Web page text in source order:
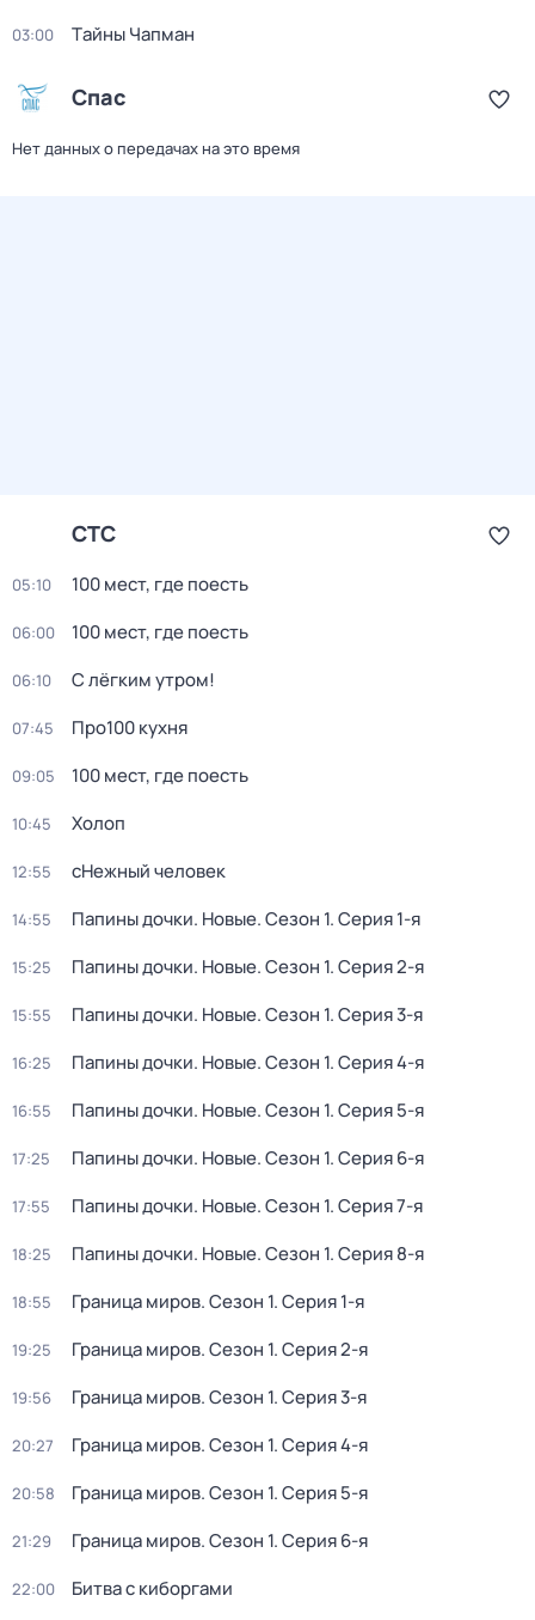
03:00 Тaйны Чапман
Спас
Нет данных о передачах на это время
СТС
05:10 100 мест, где поесть
06:00 100 мест, где поесть
06:10 С лёгким утром!
07:45 Про100 кухня
09:05 100 мест, где поесть
10:45 Холоп
12:55 сНежный человек
14:55 Папины дочки. Новые. Сезон 1. Серия 1-я
15:25 Папины дочки. Новые. Сезон 1. Серия 2-я
15:55 Папины дочки. Новые. Сезон 1. Серия 3-я
16:25 Папины дочки. Новые. Сезон 1. Серия 4-я
16:55 Папины дочки. Новые. Сезон 1. Серия 5-я
17:25 Папины дочки. Новые. Сезон 1. Серия 6-я
17:55 Папины дочки. Новые. Сезон 1. Серия 7-я
18:25 Папины дочки. Новые. Сезон 1. Серия 8-я
18:55 Граница миров. Сезон 1. Серия 1-я
19:25 Граница миров. Сезон 1. Серия 2-я
19:56 Граница миров. Сезон 1. Серия 3-я
20:27 Граница миров. Сезон 1. Серия 4-я
20:58 Граница миров. Сезон 1. Серия 5-я
21:29 Граница миров. Сезон 1. Серия 6-я
22:00 Битва с киборгами